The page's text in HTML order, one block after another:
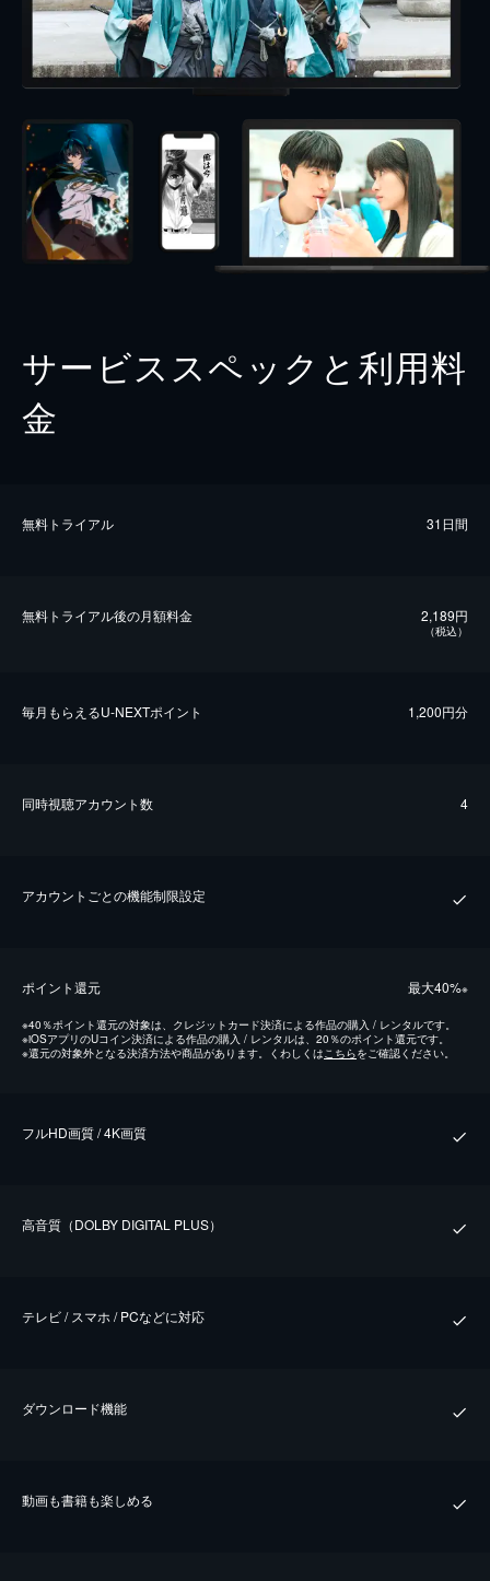
サービススペックと利用料
金
無料トライアル 31日間
無料トライアル後の⽉額料金 2,189円
（税込）
毎⽉もらえるU-NEXTポイント 1,200円分
同時視聴アカウント数 4
アカウントごとの機能制限設定
ポイント還元 最⼤40%※
※40％ポイント還元の対象は、クレジットカード決済による作品の購入 / レンタルです。
※iOSアプリのUコイン決済による作品の購入 / レンタルは、20％のポイント還元です。
※還元の対象外となる決済方法や商品があります。くわしくはこちらをご確認ください。
フルHD画質 / 4K画質
⾼⾳質（DOLBY DIGITAL PLUS）
テレビ / スマホ / PCなどに対応
ダウンロード機能
動画も書籍も楽しめる